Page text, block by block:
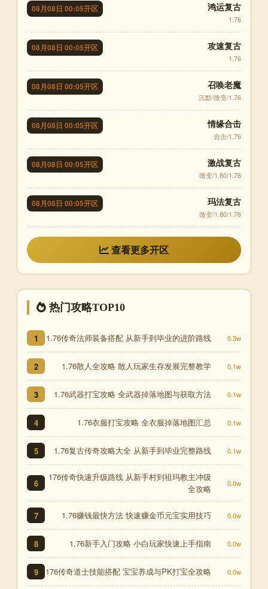
08月08日 00:05开区 鸿运复古
1.76
08月08日 00:05开区 攻速复古
1.76
08月08日 00:05开区 召唤老魔
沉默/微变/1.76
08月08日 00:05开区 情缘合击
合击/1.76
08月08日 00:05开区 激战复古
微变/1.80/1.76
08月08日 00:05开区 玛法复古
微变/1.80/1.76
查看更多开区
热门攻略TOP10
1 1.76传奇法师装备搭配 从新手到毕业的进阶路线 0.3w
2 1.76散人全攻略 散人玩家生存发展完整教学 0.1w
3 1.76武器打宝攻略 全武器掉落地图与获取方法 0.1w
4 1.76衣服打宝攻略 全衣服掉落地图汇总 0.1w
5 1.76复古传奇攻略大全 从新手到毕业完整路线 0.1w
6
176传奇快速升级路线 从新手村到祖玛教主冲级
全攻略
0.0w
7 1.76赚钱最快方法 快速赚金币元宝实用技巧 0.0w
8 1.76新手入门攻略 小白玩家快速上手指南 0.0w
9 176传奇道士技能搭配 宝宝养成与PK打宝全攻略 0.0w